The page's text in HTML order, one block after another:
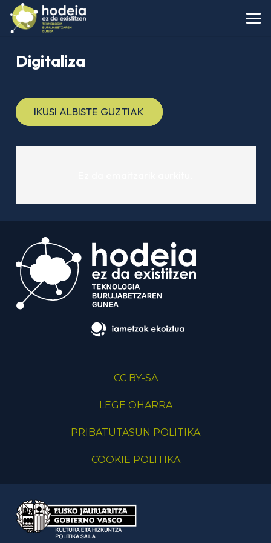
Digitaliza
IKUSI ALBISTE GUZTIAK
CC BY-SA
LEGE OHARRA
PRIBATUTASUN POLITIKA
COOKIE POLITIKA